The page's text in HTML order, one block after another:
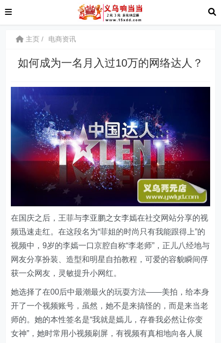
主页 电商资讯
如何成为一名月入过10万的网络达人？
在国庆之后，王菲与李亚鹏之女李嫣在社交网站分享的视
频迅速走红。在这段名为“菲姐的时尚只有我能跟得上”的
视频中，9岁的李嫣一口京腔自称“李老师”，正儿八经地与
网友分享扮装、造型和明星自拍教程，可爱的容貌瞬间俘
获一众网友，灵敏提升小网红。
她选择了在00后中最潮最火的玩耍方法——美拍，给本身
开了一个视频账号，虽然，她不是来搞怪的，而是来当老
师的。她的本性签名是“我就是嫣儿，存眷我必然让你变
女神”，她时常用小视频刷屏，有视频有真相地向各人展